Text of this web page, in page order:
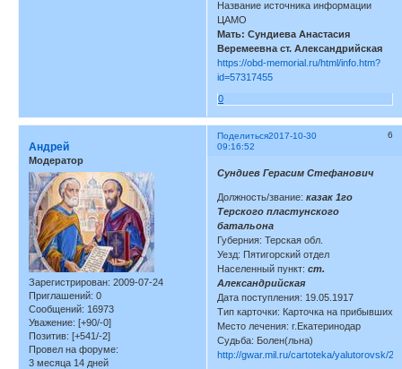
Название источника информации
ЦАМО
Мать: Сундиева Анастасия
Веремеевна ст. Александрийская
https://obd-memorial.ru/html/info.htm?
id=57317455
0
Поделиться 6
2017-10-30
09:16:52
Андрей
Модератор
Зарегистрирован: 2009-07-24
Приглашений: 0
Сообщений: 16973
Уважение: [+90/-0]
Позитив: [+541/-2]
Провел на форуме:
3 месяца 14 дней
Сундиев Герасим Стефанович
Должность/звание: казак 1го
Терского пластунского
батальона
Губерния: Терская обл.
Уезд: Пятигорский отдел
Населенный пункт:ст.
Александрийская
Дата поступления: 19.05.1917
Тип карточки: Карточка на прибывших
Место лечения: г.Екатеринодар
Судьба: Болен(льна)
http://gwar.mil.ru/cartoteka/yalutorovsk/